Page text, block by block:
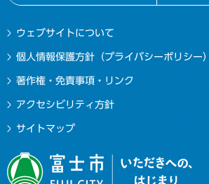
ウェブサイトについて
個人情報保護方針（プライバシーポリシー）
著作権・免責事項・リンク
アクセシビリティ方針
サイトマップ